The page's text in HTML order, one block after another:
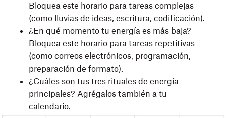
Bloquea este horario para tareas complejas
(como lluvias de ideas, escritura, codificación).
¿En qué momento tu energía es más baja?
Bloquea este horario para tareas repetitivas
(como correos electrónicos, programación,
preparación de formato).
¿Cuáles son tus tres rituales de energía
principales? Agrégalos también a tu
calendario.